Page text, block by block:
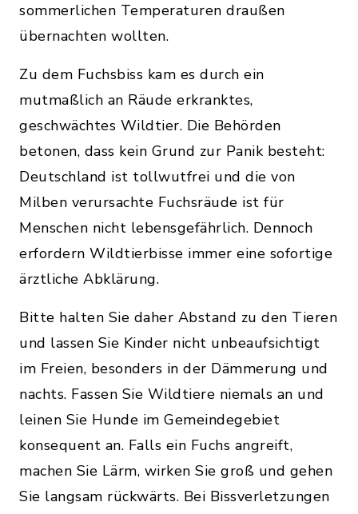
sommerlichen Temperaturen draußen
übernachten wollten.
Zu dem Fuchsbiss kam es durch ein
mutmaßlich an Räude erkranktes,
geschwächtes Wildtier. Die Behörden
betonen, dass kein Grund zur Panik besteht:
Deutschland ist tollwutfrei und die von
Milben verursachte Fuchsräude ist für
Menschen nicht lebensgefährlich. Dennoch
erfordern Wildtierbisse immer eine sofortige
ärztliche Abklärung.
Bitte halten Sie daher Abstand zu den Tieren
und lassen Sie Kinder nicht unbeaufsichtigt
im Freien, besonders in der Dämmerung und
nachts. Fassen Sie Wildtiere niemals an und
leinen Sie Hunde im Gemeindegebiet
konsequent an. Falls ein Fuchs angreift,
machen Sie Lärm, wirken Sie groß und gehen
Sie langsam rückwärts. Bei Bissverletzungen